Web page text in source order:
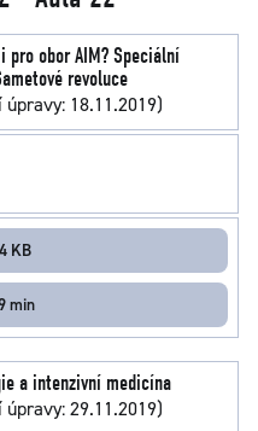
obor AIM? Speciální
revoluce
18.11.2019)
KB
min
a intenzivní medicína
29.11.2019)